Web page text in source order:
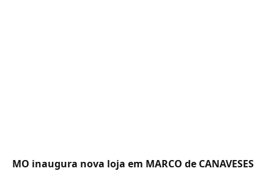
MO inaugura nova loja em MARCO de CANAVESES